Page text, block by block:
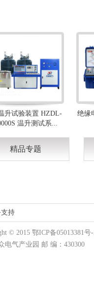
升试验装置 HZDL-
温升测试系...
绝缘
精品专题
持
© 2015 鄂ICP备05013381号
电气产业园 邮 编：430300